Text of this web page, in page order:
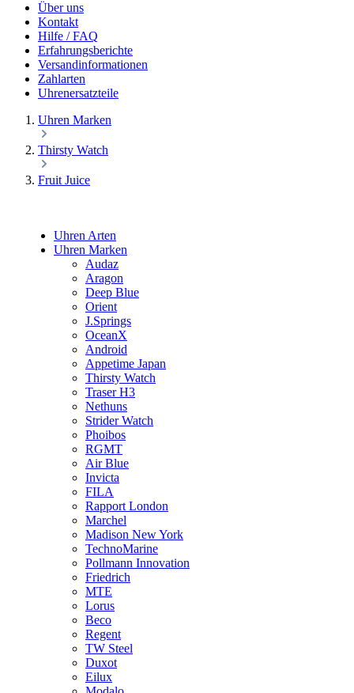
Über uns
Kontakt
Hilfe / FAQ
Erfahrungsberichte
Versandinformationen
Zahlarten
Uhrenersatzteile
Uhren Marken
Thirsty Watch
Fruit Juice
Uhren Arten
Uhren Marken
Audaz
Aragon
Deep Blue
Orient
J.Springs
OceanX
Android
Appetime Japan
Thirsty Watch
Traser H3
Nethuns
Strider Watch
Phoibos
RGMT
Air Blue
Invicta
FILA
Rapport London
Marchel
Madison New York
TechnoMarine
Pollmann Innovation
Friedrich
MTE
Lorus
Beco
Regent
TW Steel
Duxot
Eilux